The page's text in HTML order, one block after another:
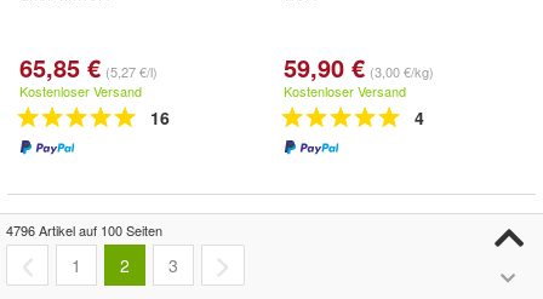
65,85 € (5,27 €/l)
Kostenloser Versand
16
59,90 € (3,00 €/kg)
Kostenloser Versand
4
4796 Artikel auf 100 Seiten
1 2 3